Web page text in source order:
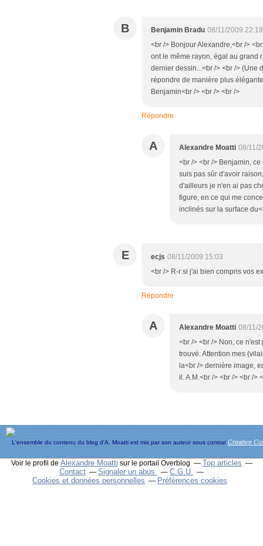
B Benjamin Bradu 08/11/2009 22:18
<br /> Bonjour Alexandre,<br />
ont le même rayon, égal au grand
dernier dessin...<br /> <br /> (Une
répondre de manière plus
Benjamin<br /> <br /> <br />
Répondre
A Alexandre Moatti 08/11/
<br /> <br /> Benjamin,
suis pas sûr d'avoir
d'ailleurs je n'en ai pas
figure, en ce qui me
inclinés sur la surface
E ecjs 08/11/2009 15:03
<br /> R-r si j'ai bien compris vos
Répondre
A Alexandre Moatti 08/11/
<br /> <br /> Non, ce
trouvé. Attention mes
la<br /> dernière image,
il. A.M.<br /> <br /> <br />
L'ensemble du contenu du blog d'A. Moatti est mis par son auteur sous contrat Creative
Voir le profil de Alexandre Moatti sur le portail Overblog
Top articles
Contact
Signaler un abus
C.G.U.
Cookies et données personnelles
Préférences cookies